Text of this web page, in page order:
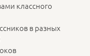
классного
в разных